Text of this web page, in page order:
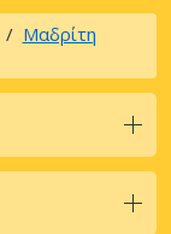
Μαδρίτη